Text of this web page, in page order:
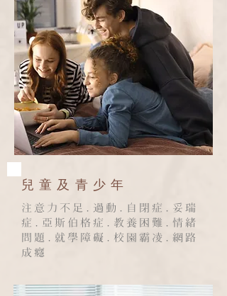
兒童及青少年
注意力不足.過動.自閉症.妥瑞
症.亞斯伯格症.教養困難.情緒
問題.就學障礙.校園霸凌.網路
成癮